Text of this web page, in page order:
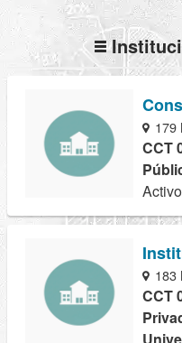
179
CCT
183
CCT